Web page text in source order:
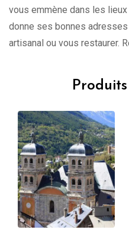
vous emmène dans les
donne ses bonnes
artisanal ou vous restaurer.